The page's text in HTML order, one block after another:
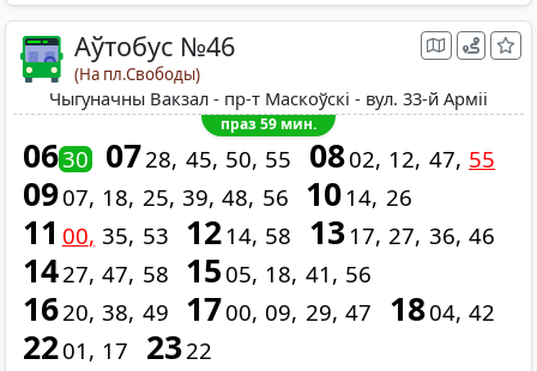
Аўтобус №46
(На пл.Свободы)
Чыгуначны Вакзал - пр-т Маскоўскі - вул. 33-й Арміі
праз 59 мин.
0630 0728 45 50 55 0802 12 47 55
0907 18 25 39 48 56 10 14 26
11 00 35 53 12 14 58 13 17 27 36 46
1427 47 58 15 05 18 41 56
1620 38 49 1700 09 29 47 1804 42
2201 17 2322